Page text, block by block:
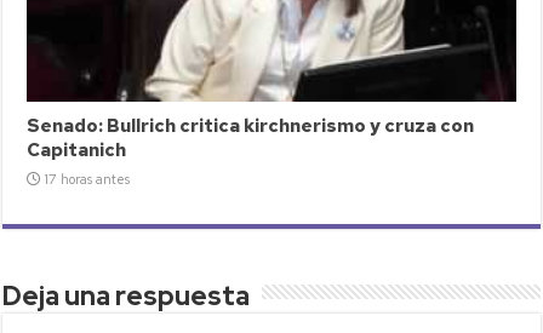
Senado: Bullrich critica kirchnerismo y cruza con
Capitanich
17 horas antes
Deja una respuesta